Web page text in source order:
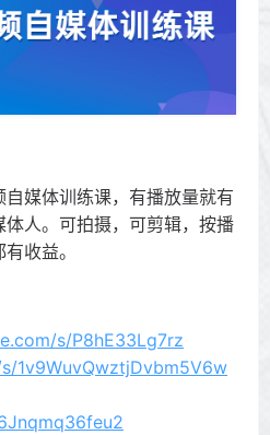
媒体训练课，有播放量就有
人。可拍摄，可剪辑，按播
收益。
s/P8hE33Lg7rz
1v9WuvQwztjDvbm5V6w